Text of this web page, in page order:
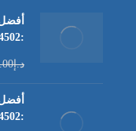
:0545704502
د.إ
:0545704502